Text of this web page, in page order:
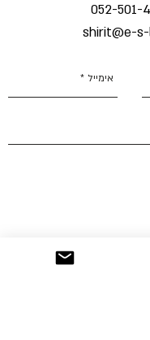
052-501-
shirit@e-